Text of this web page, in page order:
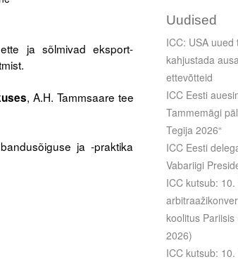
ja sõlmivad eksport-
, A.H. Tammsaare tee
ja -praktika
Uudised
ICC: USA
kahjustada
ettevõtteid
ICC Eesti
Tammemägi
Tegija 2026“
ICC Eesti
Vabariigi
ICC kutsub:
koolitus
2026)
ICC kutsub: